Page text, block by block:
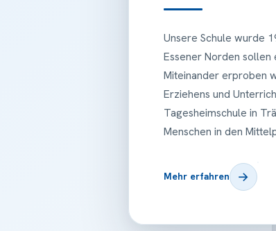
Unsere Schule wurde
Essener Norden sollen
Miteinander erproben
Erziehens und
Tagesheimschule in
Menschen in den
Mehr erfahren →